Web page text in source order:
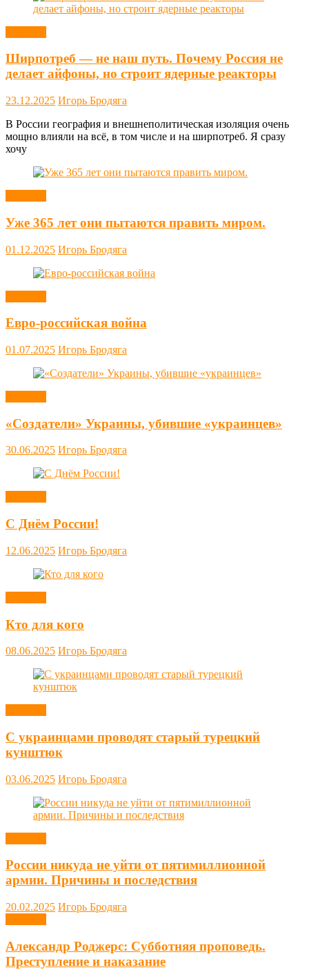
Ширпотреб — не наш путь. Почему Россия не
делает айфоны, но строит ядерные реакторы
23.12.2025 Игорь Бродяга
В России география и внешнеполитическая изоляция очень
мощно влияли на всё, в том числе и на ширпотреб. Я сразу
хочу
Уже 365 лет они пытаются править миром.
01.12.2025 Игорь Бродяга
Евро-российская война
01.07.2025 Игорь Бродяга
«Создатели» Украины, убившие «украинцев»
30.06.2025 Игорь Бродяга
С Днём России!
12.06.2025 Игорь Бродяга
Кто для кого
08.06.2025 Игорь Бродяга
С украинцами проводят старый турецкий
кунштюк
03.06.2025 Игорь Бродяга
России никуда не уйти от пятимиллионной
армии. Причины и последствия
20.02.2025 Игорь Бродяга
Александр Роджерс: Субботняя проповедь.
Преступление и наказание